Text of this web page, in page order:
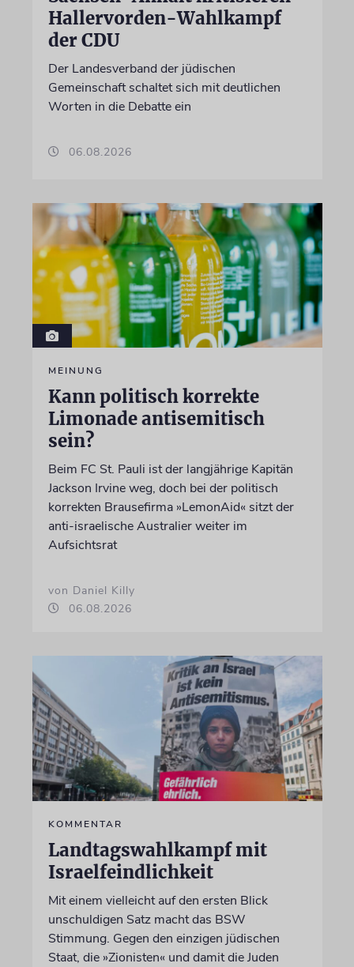
Hallervorden-Wahlkampf
der CDU
Der Landesverband der jüdischen
Gemeinschaft schaltet sich mit deutlichen
Worten in die Debatte ein
06.08.2026
MEINUNG
Kann politisch korrekte
Limonade antisemitisch
sein?
Beim FC St. Pauli ist der langjährige Kapitän
Jackson Irvine weg, doch bei der politisch
korrekten Brausefirma »LemonAid« sitzt der
anti-israelische Australier weiter im
Aufsichtsrat
von Daniel Killy
06.08.2026
KOMMENTAR
Landtagswahlkampf mit
Israelfeindlichkeit
Mit einem vielleicht auf den ersten Blick
unschuldigen Satz macht das BSW
Stimmung. Gegen den einzigen jüdischen
Staat, die »Zionisten« und damit die Juden